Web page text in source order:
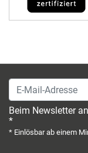
E-Mail-Adresse
Beim Newsletter
*
* Einlösbar ab einem